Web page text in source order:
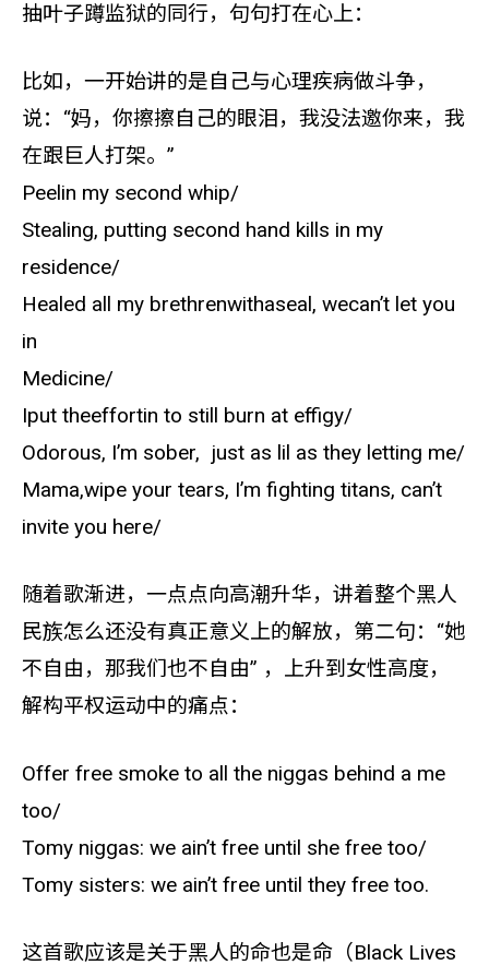
抽叶子蹲监狱的同行，句句打在心上：
比如，一开始讲的是自己与心理疾病做斗争，
说：“妈，你擦擦自己的眼泪，我没法邀你来，我
在跟巨人打架。”
Peelin my second whip/
Stealing, putting second hand kills in my
residence/
Healed all my brethrenwithaseal, wecan’t let you
in
Medicine/
Iput theeffortin to still burn at effigy/
Odorous, I’m sober, just as lil as they letting me/
Mama,wipe your tears, I’m fighting titans, can’t
invite you here/
随着歌渐进，一点点向高潮升华，讲着整个黑人
民族怎么还没有真正意义上的解放，第二句：“她
不自由，那我们也不自由” ，上升到女性高度，
解构平权运动中的痛点：
Offer free smoke to all the niggas behind a me
too/
Tomy niggas: we ain’t free until she free too/
Tomy sisters: we ain’t free until they free too.
这首歌应该是关于黑人的命也是命（Black Lives